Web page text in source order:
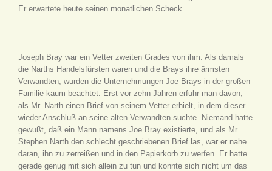
Er erwartete heute seinen monatlichen Scheck.
Joseph Bray war ein Vetter zweiten Grades von ihm. Als damals
die Narths Handelsfürsten waren und die Brays ihre ärmsten
Verwandten, wurden die Unternehmungen Joe Brays in der großen
Familie kaum beachtet. Erst vor zehn Jahren erfuhr man davon,
als Mr. Narth einen Brief von seinem Vetter erhielt, in dem dieser
wieder Anschluß an seine alten Verwandten suchte. Niemand hatte
gewußt, daß ein Mann namens Joe Bray existierte, und als Mr.
Stephen Narth den schlecht geschriebenen Brief las, war er nahe
daran, ihn zu zerreißen und in den Papierkorb zu werfen. Er hatte
gerade genug mit sich allein zu tun und konnte sich nicht um das